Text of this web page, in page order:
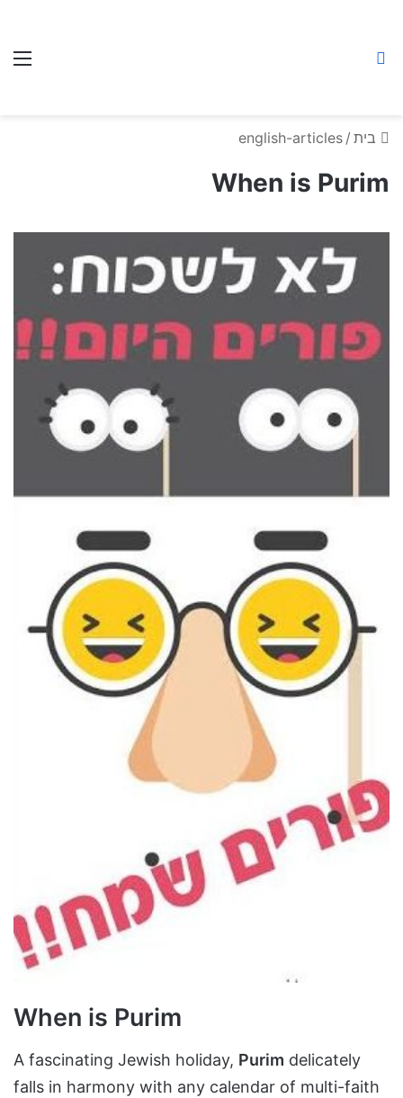
בית /
english-articles
When is Purim
When is Purim
A fascinating Jewish holiday, Purim delicately
falls in harmony with any calendar of multi-faith